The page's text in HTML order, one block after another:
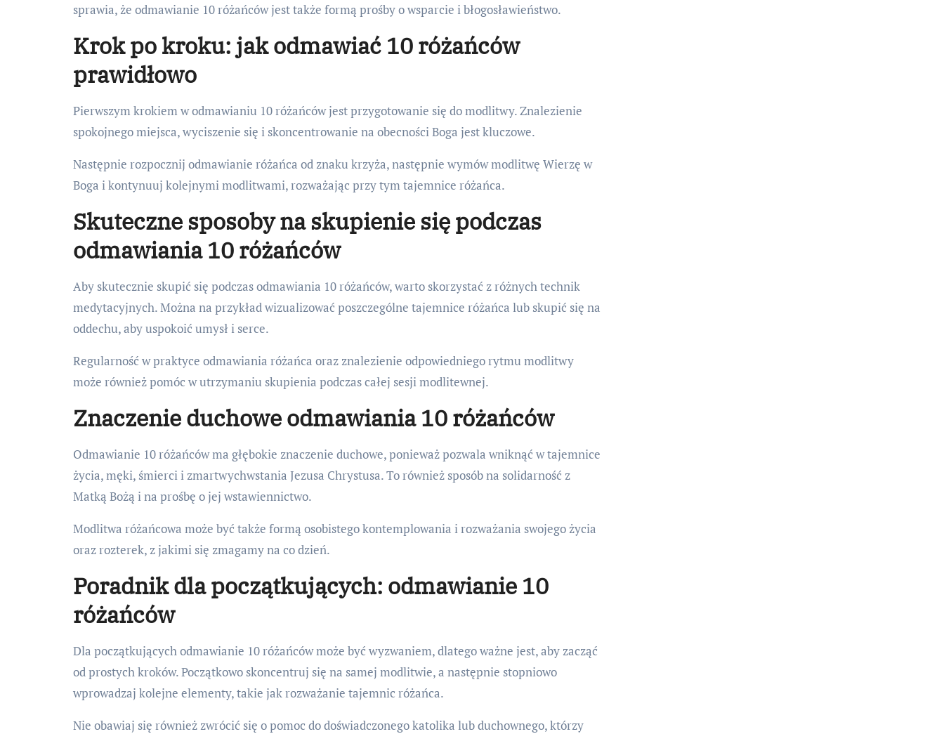
sprawia, że odmawianie 10 różańców jest także formą prośby o wsparcie i błogosławieństwo.
Krok po kroku: jak odmawiać 10 różańców
prawidłowo
Pierwszym krokiem w odmawianiu 10 różańców jest przygotowanie się do modlitwy. Znalezienie
spokojnego miejsca, wyciszenie się i skoncentrowanie na obecności Boga jest kluczowe.
Następnie rozpocznij odmawianie różańca od znaku krzyża, następnie wymów modlitwę Wierzę w
Boga i kontynuuj kolejnymi modlitwami, rozważając przy tym tajemnice różańca.
Skuteczne sposoby na skupienie się podczas
odmawiania 10 różańców
Aby skutecznie skupić się podczas odmawiania 10 różańców, warto skorzystać z różnych technik
medytacyjnych. Można na przykład wizualizować poszczególne tajemnice różańca lub skupić się na
oddechu, aby uspokoić umysł i serce.
Regularność w praktyce odmawiania różańca oraz znalezienie odpowiedniego rytmu modlitwy
może również pomóc w utrzymaniu skupienia podczas całej sesji modlitewnej.
Znaczenie duchowe odmawiania 10 różańców
Odmawianie 10 różańców ma głębokie znaczenie duchowe, ponieważ pozwala wniknąć w tajemnice
życia, męki, śmierci i zmartwychwstania Jezusa Chrystusa. To również sposób na solidarność z
Matką Bożą i na prośbę o jej wstawiennictwo.
Modlitwa różańcowa może być także formą osobistego kontemplowania i rozważania swojego życia
oraz rozterek, z jakimi się zmagamy na co dzień.
Poradnik dla początkujących: odmawianie 10
różańców
Dla początkujących odmawianie 10 różańców może być wyzwaniem, dlatego ważne jest, aby zacząć
od prostych kroków. Początkowo skoncentruj się na samej modlitwie, a następnie stopniowo
wprowadzaj kolejne elementy, takie jak rozważanie tajemnic różańca.
Nie obawiaj się również zwrócić się o pomoc do doświadczonego katolika lub duchownego, którzy